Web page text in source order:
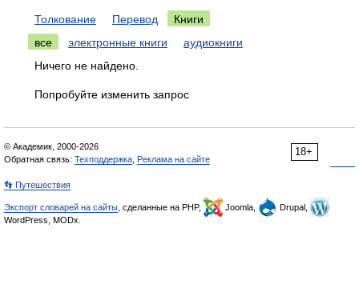
Толкование Перевод
Книги
все
электронные книги
аудиокниги
Ничего не найдено.
Попробуйте изменить запрос
18+
© Академик, 2000-2026
Обратная связь: Техподдержка Реклама на сайте
👣 Путешествия
Экспорт словарей на сайты , сделанные на PHP, Joomla,
Drupal,
WordPress, MODx.